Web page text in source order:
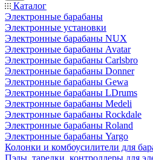
Каталог
Электронные барабаны
Электронные установки
Электронные барабаны NUX
Электронные барабаны Avatar
Электронные барабаны Carlsbro
Электронные барабаны Donner
Электронные барабаны Gewa
Электронные барабаны LDrums
Электронные барабаны Medeli
Электронные барабаны Rockdale
Электронные барабаны Roland
Электронные барабаны Yargo
Колонки и комбоусилители для
Пэды, тарелки, контроллеры для